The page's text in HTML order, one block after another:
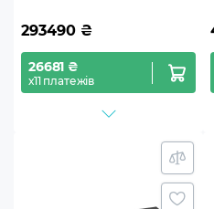
293490 ₴
26681 ₴
х11 платежів